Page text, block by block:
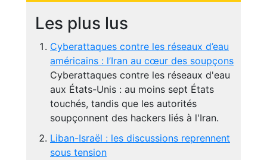
Les plus lus
Cyberattaques contre les réseaux d’eau
américains : l’Iran au cœur des soupçons
Cyberattaques contre les réseaux d'eau
aux États-Unis : au moins sept États
touchés, tandis que les autorités
soupçonnent des hackers liés à l'Iran.
Liban-Israël : les discussions reprennent
sous tension